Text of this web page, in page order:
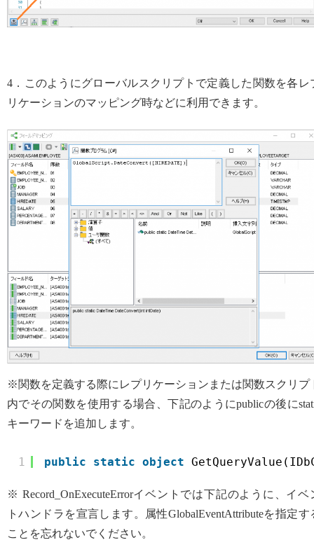
4．このようにグローバルスクリプトで定義した関数を各レ
リケーションのマッピング時などに利用できます。
※関数を定義する際にレプリケーションまたは関数スクリプ
内でその関数を使用する場合、下記のようにpublicの後に
キーワードを追加します。
1 public static object
※ Record_OnExecuteErrorイベントでは下記のように、イベ
トハンドラを宣言します。属性GlobalEventAttributeを指定す
ことを忘れないでください。